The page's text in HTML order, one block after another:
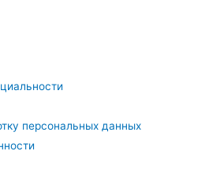
персональных данных